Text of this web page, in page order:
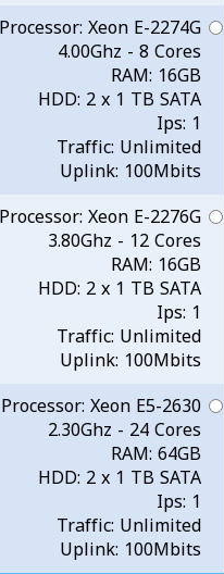
Xeon E-2274G
4.00Ghz - 8 Cores
RAM: 16GB
HDD: 2 x 1 TB SATA
Ips: 1
Traffic: Unlimited
Uplink: 100Mbits
Xeon E-2276G
3.80Ghz - 12 Cores
RAM: 16GB
HDD: 2 x 1 TB SATA
Ips: 1
Traffic: Unlimited
Uplink: 100Mbits
Xeon E5-2630
2.30Ghz - 24 Cores
RAM: 64GB
HDD: 2 x 1 TB SATA
Ips: 1
Traffic: Unlimited
Uplink: 100Mbits